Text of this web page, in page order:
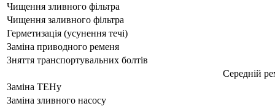
Чищення зливного фільтра
Чищення заливного фільтра
Герметизація (усунення течі)
Заміна приводного ременя
Зняття транспортувальних болтів
Середній
Заміна ТЕНу
Заміна зливного насосу